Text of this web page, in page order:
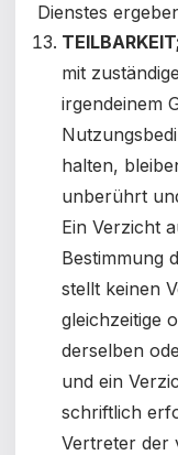
Dienstes
mit
irgendeinem
halten,
unberührt
Ein Verzicht
Bestimmung
stellt keinen
gleichzeitige
derselben
und ein
schriftlich
Vertreter der